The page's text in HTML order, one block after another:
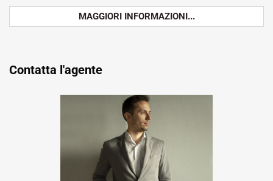
MAGGIORI INFORMAZIONI...
Contatta l'agente